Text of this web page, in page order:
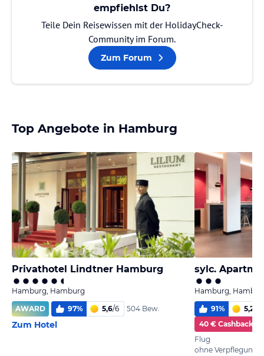
empfiehlst Du?
Teile Dein Reisewissen mit der HolidayCheck-
Community im Forum.
Zum Forum
Top Angebote in Hamburg
Privathotel Lindtner Hamburg
Hamburg, Hamburg
AWARD
97% 5,6/6 504 Bew.
Zum Hotel
Hamburg,
91% 5,2
40 € Cashback
Flug
ohne Verpflegung